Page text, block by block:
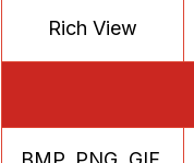
Rich View